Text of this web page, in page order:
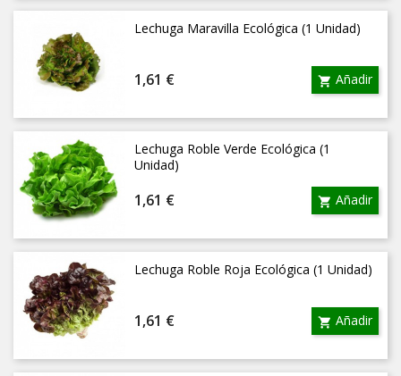
Lechuga Maravilla Ecológica (1 Unidad)
Precio
1,61 €  Añadir
Lechuga Roble Verde Ecológica (1
Unidad)
Precio
1,61 €  Añadir
Lechuga Roble Roja Ecológica (1 Unidad)
Precio
1,61 €  Añadir